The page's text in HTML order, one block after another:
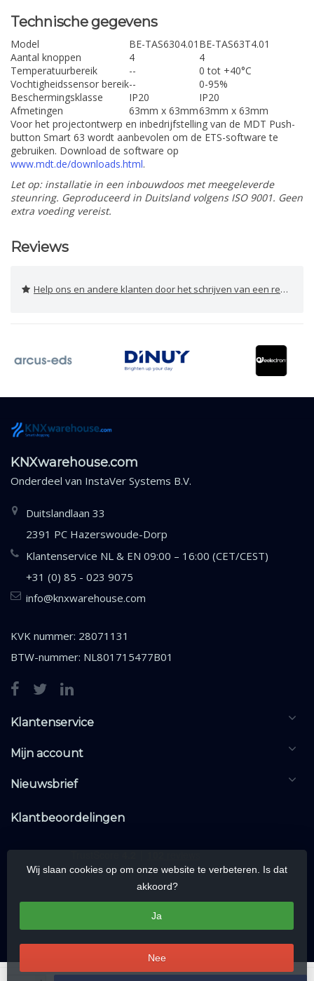
Technische gegevens
Model BE-TAS6304.01 BE-TAS63T4.01
Aantal knoppen
4
4
Temperatuurbereik
--
0 tot +40°C
Vochtigheidssensor bereik--
0-95%
Beschermingsklasse
IP20
IP20
Afmetingen
63mm x 63mm63mm x 63mm
Voor het projectontwerp en inbedrijfstelling van de MDT Push-
button Smart 63 wordt aanbevolen om de ETS-software te
gebruiken. Download de software op
www.mdt.de/downloads.html.
Let op: installatie in een inbouwdoos met meegeleverde
steunring. Geproduceerd in Duitsland volgens ISO 9001. Geen
extra voeding vereist.
Reviews
Help ons en andere klanten door het schrijven van een review
KNXwarehouse.com
Onderdeel van InstaVer Systems B.V.
Duitslandlaan 33
2391 PC Hazerswoude-Dorp
Klantenservice NL & EN 09:00 – 16:00 (CET/CEST)
+31 (0) 85 - 023 9075
info@knxwarehouse.com
KVK nummer: 28071131
BTW-nummer: NL801715477B01
Klantenservice
Mijn account
Nieuwsbrief
Klantbeoordelingen
Wij slaan cookies op om onze website te verbeteren. Is dat
akkoord?
Ja
Nee